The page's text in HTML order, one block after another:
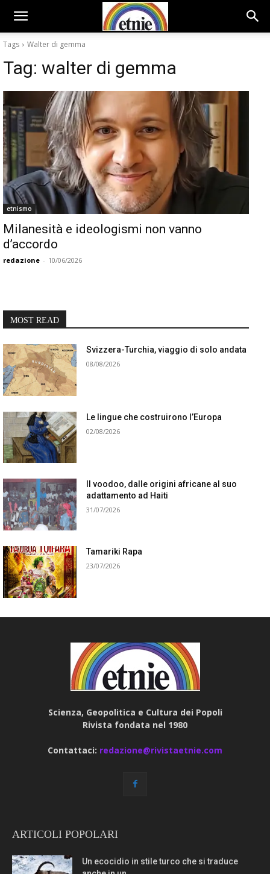
Tags Walter di gemma
Tag: walter di gemma
etnismo
Milanesità e ideologismi non vanno
d’accordo
redazione - 10/06/2026
MOST READ
Svizzera-Turchia, viaggio di solo andata
08/08/2026
Le lingue che costruirono l’Europa
02/08/2026
Il voodoo, dalle origini africane al suo
adattamento ad Haiti
31/07/2026
Tamariki Rapa
23/07/2026
Scienza, Geopolitica e Cultura dei Popoli
Rivista fondata nel 1980
Contattaci: redazione@rivistaetnie.com
ARTICOLI POPOLARI
Un ecocidio in stile turco che si traduce